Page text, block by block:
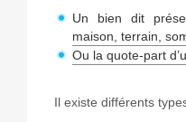
Un bien dit
maison, terrain,
Ou la quote-part
Il existe différents